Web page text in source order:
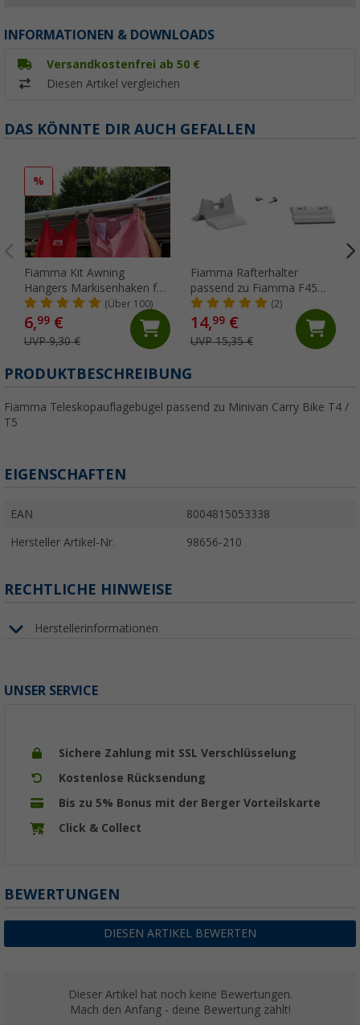
INFORMATIONEN & DOWNLOADS
Versandkostenfrei ab 50 €
Diesen Artikel vergleichen
DAS KÖNNTE DIR AUCH GEFALLEN
%
Fiamma Kit Awning
Hangers Markisenhaken für
die Kederschiene(Über 100)
6,99 €
UVP 9,30 €
Fiamma Rafterhalter
passend zu Fiamma F45
S/L / ZIP
(2)
14,99€
UVP 15,35 €
PRODUKTBESCHREIBUNG
Fiamma Teleskopauflagebügel passend zu Minivan Carry Bike T4 /
T5
EIGENSCHAFTEN
EAN 8004815053338
Hersteller Artikel-Nr. 98656-210
RECHTLICHE HINWEISE
Herstellerinformationen
UNSER SERVICE
Sichere Zahlung mit SSL Verschlüsselung
Kostenlose Rücksendung
Bis zu 5% Bonus mit der Berger Vorteilskarte
Click & Collect
BEWERTUNGEN
DIESEN ARTIKEL BEWERTEN
Dieser Artikel hat noch keine Bewertungen.
Mach den Anfang - deine Bewertung zählt!